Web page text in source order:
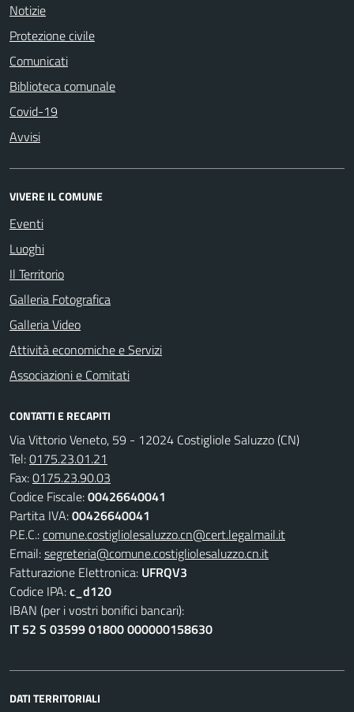
Notizie
Protezione civile
Comunicati
Biblioteca comunale
Covid-19
Avvisi
VIVERE IL COMUNE
Eventi
Luoghi
Il Territorio
Galleria Fotografica
Galleria Video
Attività economiche e Servizi
Associazioni e Comitati
CONTATTI E RECAPITI
Via Vittorio Veneto, 59 - 12024 Costigliole Saluzzo (CN)
Tel:0175.23.01.21
Fax:0175.23.90.03
Codice Fiscale:00426640041
Partita IVA:00426640041
P.E.C.:comune.costigliolesaluzzo.cn@cert.legalmail.it
Email:segreteria@comune.costigliolesaluzzo.cn.it
Fatturazione Elettronica: UFRQV3
Codice IPA:c_d120
IBAN (per i vostri bonifici bancari):
IT 52 S 03599 01800 000000158630
DATI TERRITORIALI